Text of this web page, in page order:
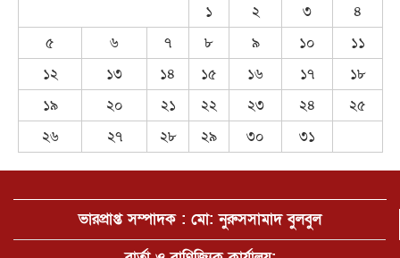
ইতিহাসের সর্বোচ্চ প্রাইজমানি
প্রবেশে সমস্যা
সড়ক দুর্ঘটনায় আপন দুই ভাইয়ের মৃত্যু
১
২ ৩
৪
৫
৬ ৭ ৮ ৯ ১০
১১
১২
১৩ ১৪ ১৫ ১৬ ১৭
১৮
১৯
২০ ২১ ২২ ২৩ ২৪
২৫
২৬
২৭ ২৮ ২৯ ৩০ ৩১
ভারপ্রাপ্ত সম্পাদক : মো: নুরুসসামাদ বুলবুল